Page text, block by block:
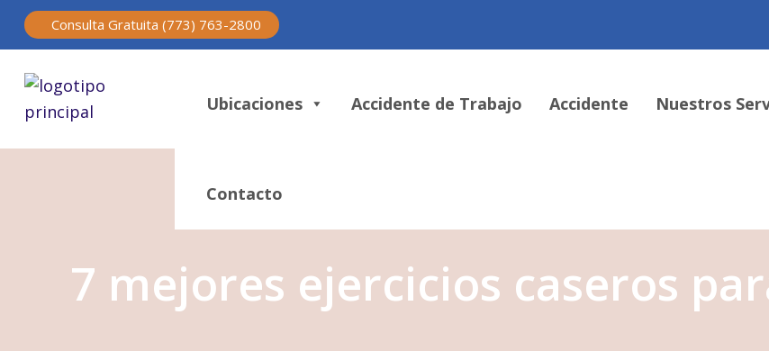
Consulta Gratuita (773) 763-2800
Ubicaciones Accidente de Trabajo Accidente Nuestros
Contacto
7 mejores ejercicios caseros